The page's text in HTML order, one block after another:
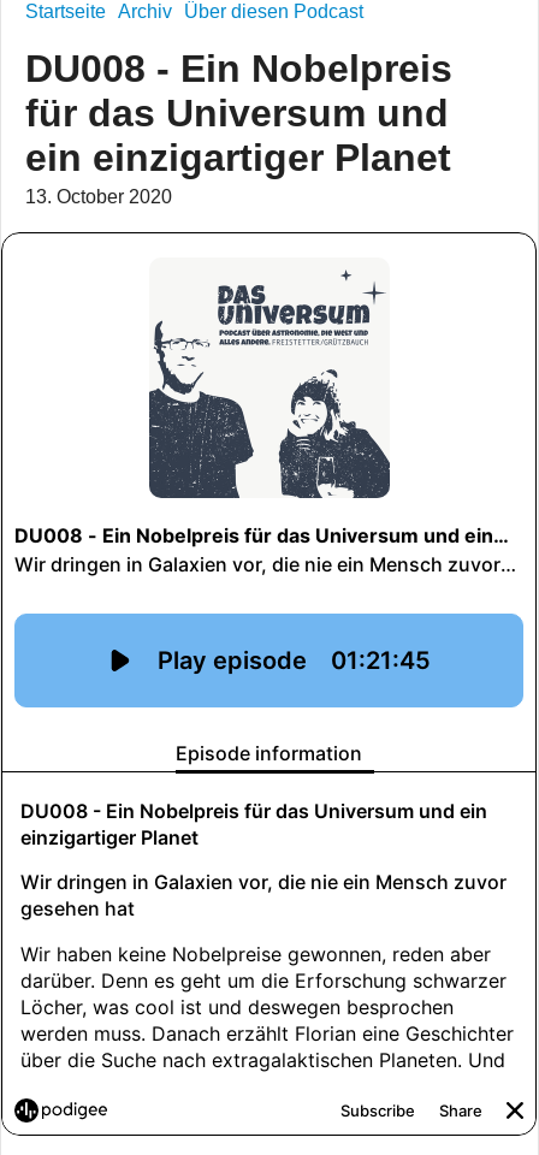
Startseite Archiv Über diesen Podcast
DU008 - Ein Nobelpreis
für das Universum und
ein einzigartiger Planet
13. October 2020